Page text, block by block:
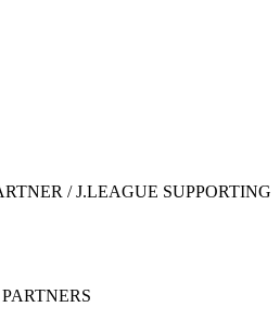
/ J.LEAGUE SUPPORTING